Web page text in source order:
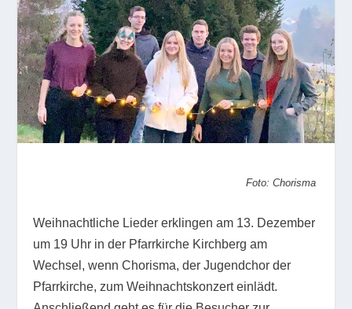
Foto: Chorisma
Weihnachtliche Lieder erklingen am 13. Dezember
um 19 Uhr in der Pfarrkirche Kirchberg am
Wechsel, wenn Chorisma, der Jugendchor der
Pfarrkirche, zum Weihnachtskonzert einlädt.